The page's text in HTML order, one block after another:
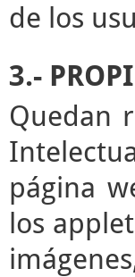
de los
3.-
Quedan
página
los